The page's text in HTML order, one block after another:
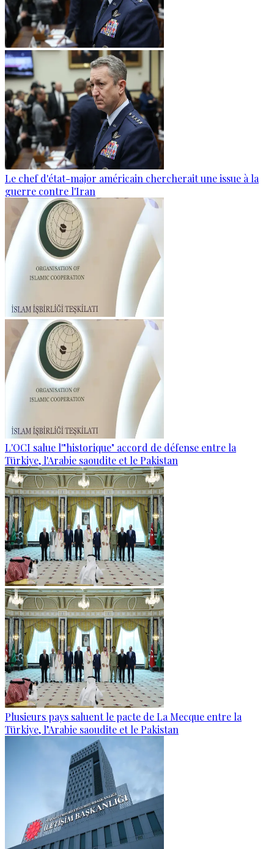
Le chef d'état-major américain chercherait une issue à la
guerre contre l'Iran
L'OCI salue l'"historique" accord de défense entre la
Türkiye, l'Arabie saoudite et le Pakistan
Plusieurs pays saluent le pacte de La Mecque entre la
Türkiye, l’Arabie saoudite et le Pakistan